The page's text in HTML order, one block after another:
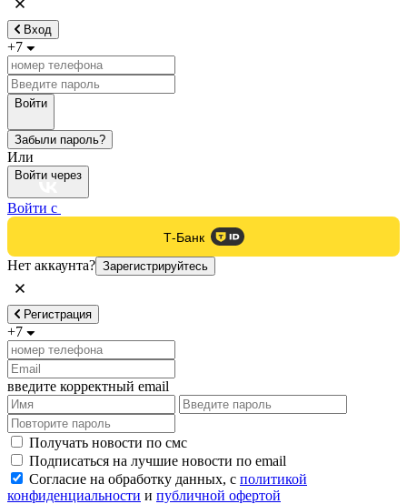
Вход
+7
Войти
Забыли пароль?
Или
Войти через
Войти с
Т-Банк
Нет аккаунта? Зарегистрируйтесь
Регистрация
+7
введите корректный email
Получать новости по смс
Подписаться на лучшие новости по email
Согласие на обработку данных, с политикой
конфиденциальности и публичной офертой